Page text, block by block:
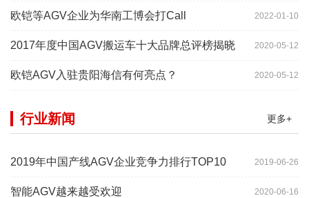
2022-01-10
欧铠等AGV企业为华南工博会打Call
2020-05-12
2017年度中国AGV搬运车十大品牌总评榜揭晓
2020-05-12
欧铠AGV入驻贵阳海信有何亮点？
更多+
行业新闻
2019-06-26
2019年中国产线AGV企业竞争力排行TOP10
2020-06-16
智能AGV越来越受欢迎